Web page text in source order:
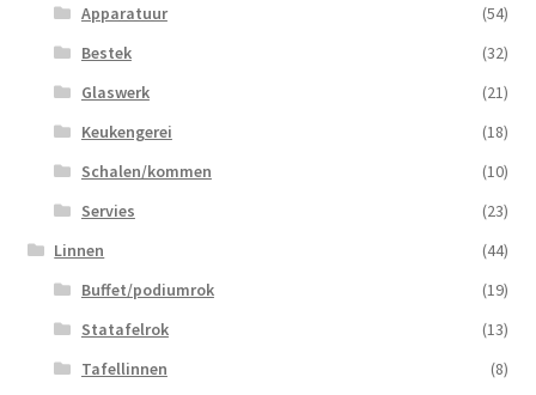
Apparatuur
(54)
Bestek
(32)
Glaswerk
(21)
Keukengerei
(18)
Schalen/kommen
(10)
Servies
(23)
Linnen
(44)
Buffet/podiumrok
(19)
Statafelrok
(13)
Tafellinnen
(8)